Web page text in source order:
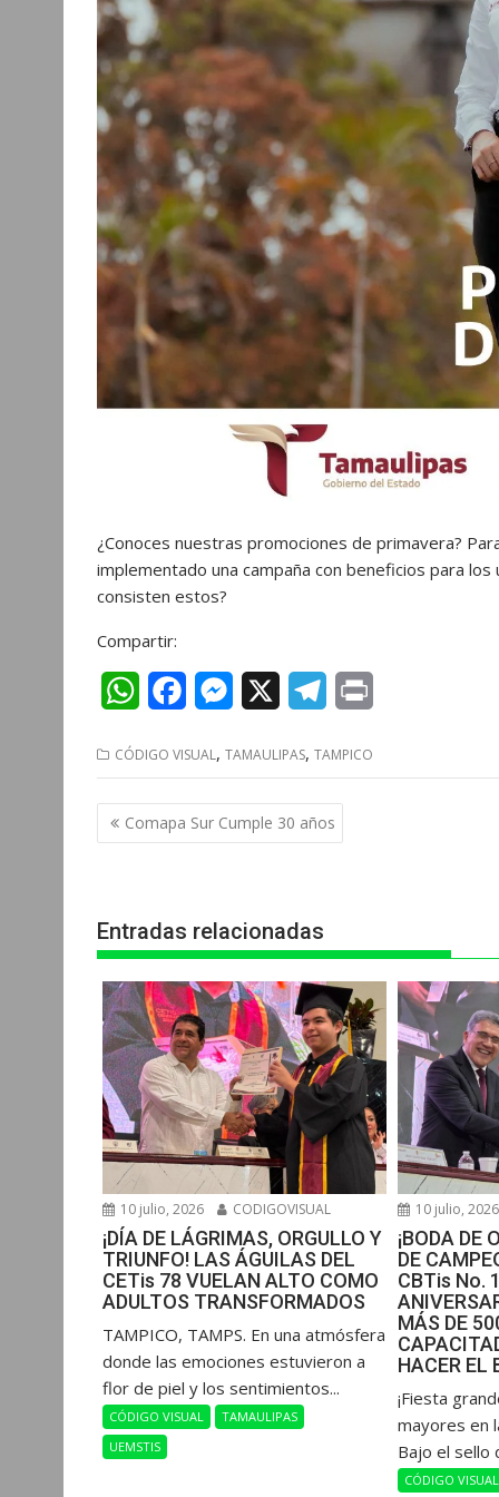
¿Conoces nuestras promociones de primavera?
implementado una campaña con beneficios para
consisten estos?
Compartir:
W
a
t
s
p
c
e
b
k
s
s
e
e
r
l
e
g
m
CÓDIGO VISUAL, TAMAULIPAS, TAMPICO
Navegación
de
Comapa Sur Cumple 30 años
Entradas relacionadas
10 julio, 2026 CODIGOVISUAL
¡DÍA DE LÁGRIMAS, ORGULLO Y
TRIUNFO! LAS ÁGUILAS DEL
CETis 78 VUELAN ALTO COMO
ADULTOS TRANSFORMADOS
​TAMPICO, TAMPS. En una atmósfera
donde las emociones estuvieron a
flor de piel y los sentimientos...
CÓDIGO VISUAL
TAMAULIPAS
UEMSTIS
10 julio, 2026
¡BODA DE
DE
CBTis No.
MÁS DE
HACER EL
​¡Fiesta
mayores en
Bajo el sello
CÓDIGO VISUAL